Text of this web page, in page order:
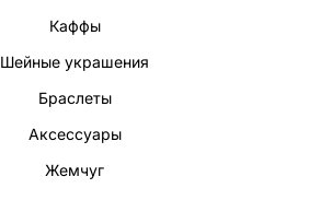
Каффы
Шейные украшения
Браслеты
Аксессуары
Жемчуг